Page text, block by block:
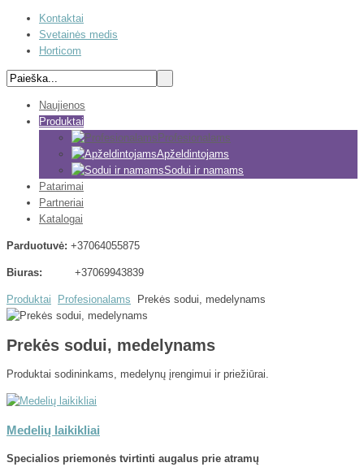
Kontaktai
Svetainės medis
Horticom
Naujienos
Produktai
Profesionalams
Apželdintojams
Sodui ir namams
Patarimai
Partneriai
Katalogai
Parduotuvė: +37064055875
Biuras: +37069943839
Produktai Profesionalams Prekės sodui, medelynams
Prekės sodui, medelynams
Produktai sodininkams, medelynų įrengimui ir priežiūrai.
Medelių laikikliai
Specialios priemonės tvirtinti augalus prie atramų